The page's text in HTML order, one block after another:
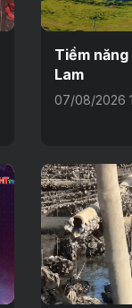
Tiềm
Lam
07/08/2026